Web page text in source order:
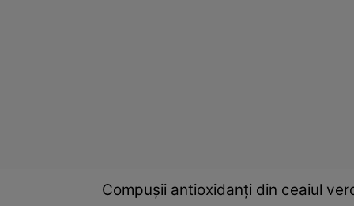
Compușii antioxidanți din ceaiul